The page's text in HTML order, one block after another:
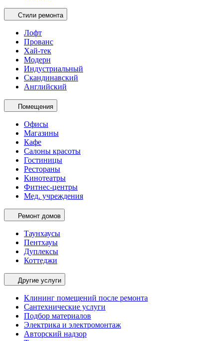
Стили ремонта
Лофт
Прованс
Хай-тек
Модерн
Индустриальный
Скандинавский
Английский
Помещения
Офисы
Магазины
Кафе
Салоны красоты
Гостиницы
Рестораны
Кинотеатры
Фитнес-центры
Мед. учреждения
Ремонт домов
Таунхаусы
Пентхауы
Дуплексы
Коттеджи
Другие услуги
Клининг помещений после ремонта
Сантехнические услуги
Подбор материалов
Электрика и электромонтаж
Авторский надзор